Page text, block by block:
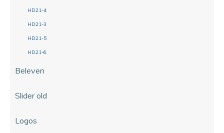
HD21-4
HD21-3
HD21-5
HD21-6
Beleven
Slider old
Logos